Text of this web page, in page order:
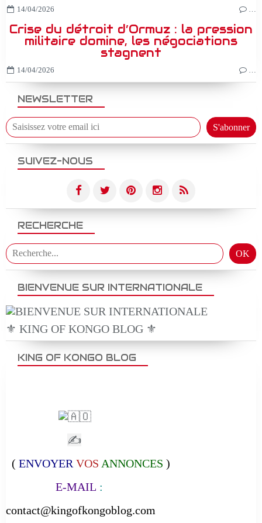
NEWSLETTER
SUIVEZ-NOUS
RECHERCHE
BIENVENUE SUR INTERNATIONALE
⚜️ KING OF KONGO BLOG ⚜️
14/04/2026 …
Crise du détroit d’Ormuz : la pression
militaire domine, les négociations
stagnent
14/04/2026 …
KING OF KONGO BLOG
✍
( ENVOYER VOS ANNONCES )
E-MAIL :
contact@kingofkongoblog.com